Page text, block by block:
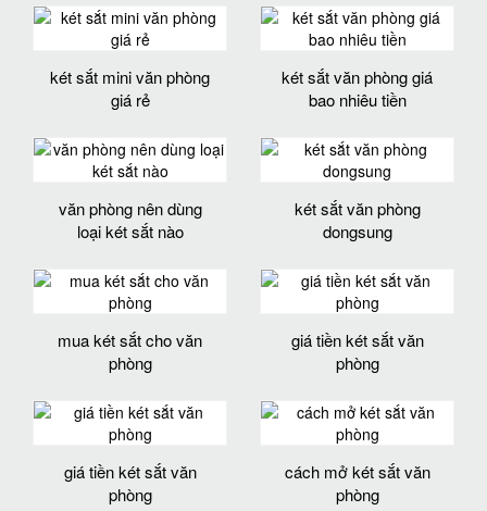
két sắt mini văn phòng
giá rẻ
két sắt văn phòng giá
bao nhiêu tiền
văn phòng nên dùng
loại két sắt nào
két sắt văn phòng
dongsung
mua két sắt cho văn
phòng
giá tiền két sắt văn
phòng
giá tiền két sắt văn
phòng
cách mở két sắt văn
phòng